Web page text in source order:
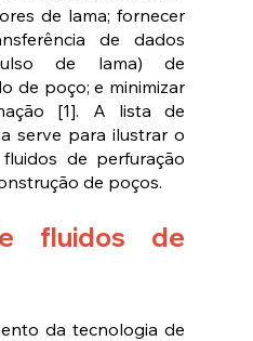
de lama; fornecer
de dados
de lama) de
de poço; e minimizar
[1]. A lista de
serve para ilustrar o
de perfuração
de poços.
fluidos de
da tecnologia de